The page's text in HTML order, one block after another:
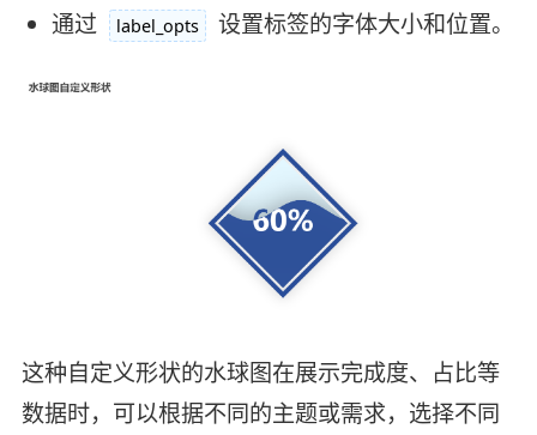
通过
label_opts 设置标签的字体大小和位置。
这种自定义形状的水球图在展示完成度、占比等
数据时，可以根据不同的主题或需求，选择不同